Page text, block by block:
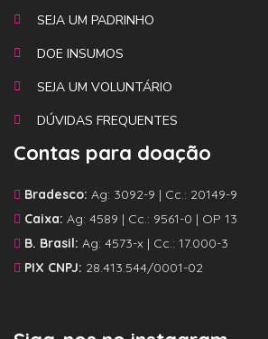
SEJA UM PADRINHO
DOE INSUMOS
SEJA UM VOLUNTÁRIO
DÚVIDAS FREQUENTES
Contas para doação
Bradesco: Ag: 3092-9 | Cc.: 20149-9
Caixa: Ag: 4589 | Cc.: 9561-0 | OP 13
B. Brasil: Ag: 4573-x | Cc.: 17.000-3
PIX CNPJ: 28.413.544/0001-02